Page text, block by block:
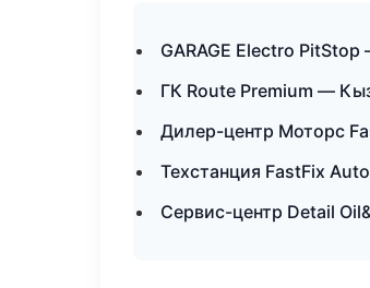
GARAGE Electro
ГК Route Premium —
Дилер-центр Моторс
Техстанция FastFix
Сервис-центр Detail